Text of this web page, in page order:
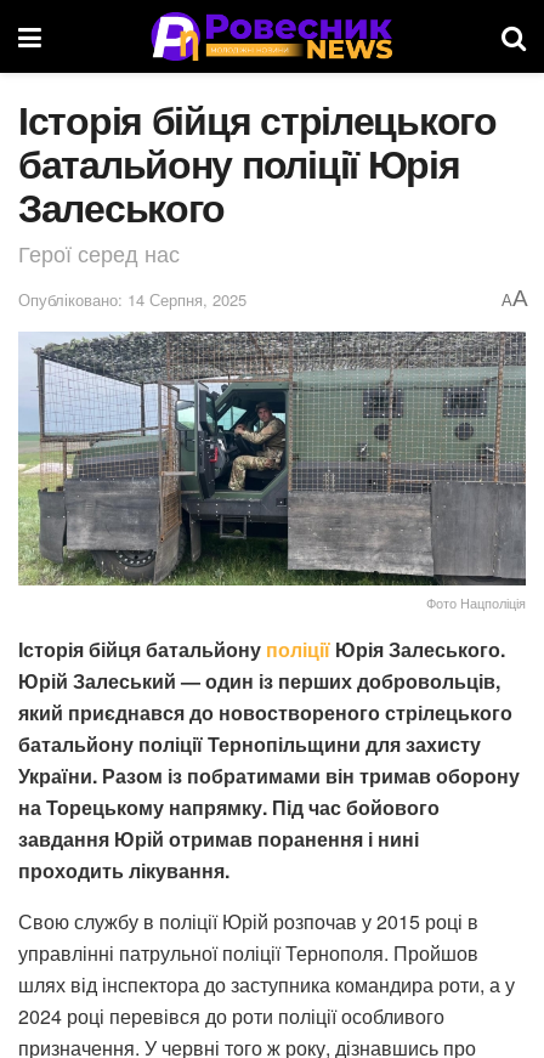
Історія бійця стрілецького
батальйону поліції Юрія
Залеського
Герої серед нас
Опубліковано: 14 Серпня, 2025 AA
Фото Нацполіція
Історія бійця батальйону поліції Юрія Залеського.
Юрій Залеський — один із перших добровольців,
який приєднався до новоствореного стрілецького
батальйону поліції Тернопільщини для захисту
України. Разом із побратимами він тримав оборону
на Торецькому напрямку. Під час бойового
завдання Юрій отримав поранення і нині
проходить лікування.
Свою службу в поліції Юрій розпочав у 2015 році в
управлінні патрульної поліції Тернополя. Пройшов
шлях від інспектора до заступника командира роти, а у
2024 році перевівся до роти поліції особливого
призначення. У червні того ж року, дізнавшись про